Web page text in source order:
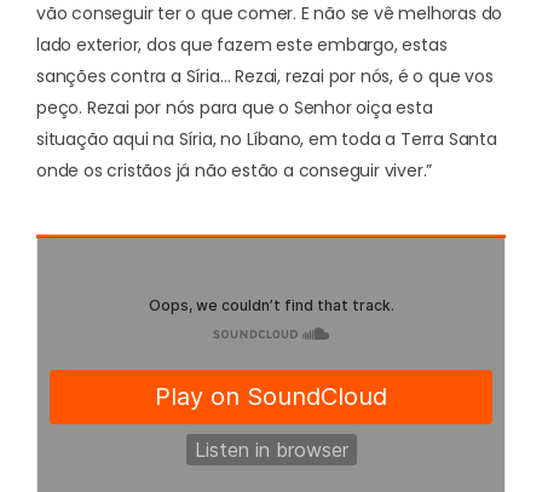
vão conseguir ter o que comer. E não se vê melhoras do
lado exterior, dos que fazem este embargo, estas
sanções contra a Síria… Rezai, rezai por nós, é o que vos
peço. Rezai por nós para que o Senhor oiça esta
situação aqui na Síria, no Líbano, em toda a Terra Santa
onde os cristãos já não estão a conseguir viver.”